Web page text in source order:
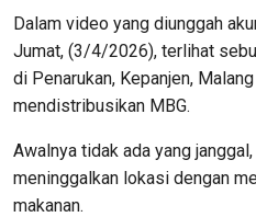
Dalam video yang diunggah
Jumat, (3/4/2026), terlihat
di Penarukan, Kepanjen,
mendistribusikan MBG.
Awalnya tidak ada yang
meninggalkan lokasi dengan
makanan.